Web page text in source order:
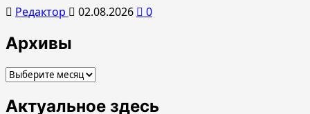
Редактор 02.08.2026 0
Архивы
Архивы
Актуальное здесь